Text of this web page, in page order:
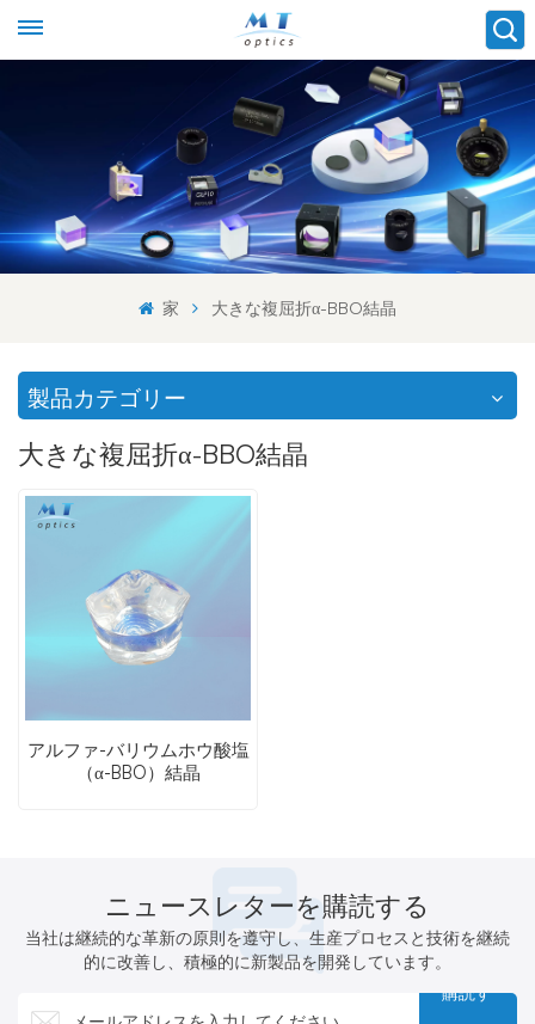
家 大きな複屈折α-BBO結晶
製品カテゴリー
大きな複屈折α-BBO結晶
アルファ-バリウムホウ酸塩
（α-BBO）結晶
ニュースレターを購読する
当社は継続的な革新の原則を遵守し、生産プロセスと技術を継続
的に改善し、積極的に新製品を開発しています。
購読す